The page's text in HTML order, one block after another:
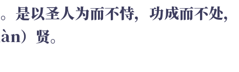
是以圣人为而不恃，功成而不处，
）贤。